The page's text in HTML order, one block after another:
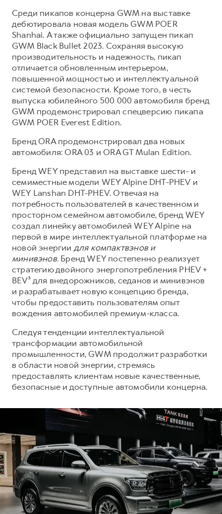
Среди пикапов концерна GWM на выставке
дебютировала новая модель GWM POER
Shanhai. А также официально запущен пикап
GWM Black Bullet 2023. Сохраняя высокую
производительность и надежность, пикап
отличается обновленным интерьером,
повышенной мощностью и интеллектуальной
системой безопасности. Кроме того, в честь
выпуска юбилейного 500 000 автомобиля бренд
GWM продемонстрировал спецверсию пикапа
GWM POER Everest Edition.
Бренд ORA продемонстрировал два новых
автомобиля: ORA 03 и ORA GT Mulan Edition.
Бренд WEY представил на выставке шести- и
семиместные модели WEY Alpine DHT-PHEV и
WEY Lanshan DHT-PHEV. Отвечая на
потребность пользователей в качественном и
просторном семейном автомобиле, бренд WEY
создал линейку автомобилей WEY Alpine на
первой в мире интеллектуальной платформе на
новой энергии для компактвэнов и
минивэнов. Бренд WEY постепенно реализует
стратегию двойного энергопотребления PHEV +
BEV³ для внедорожников, седанов и минивэнов
и разрабатывает новую концепцию бренда,
чтобы предоставить пользователям опыт
вождения автомобилей премиум-класса.
Следуя тенденции интеллектуальной
трансформации автомобильной
промышленности, GWM продолжит разработки
в области новой энергии, стремясь
предоставлять клиентам новые качественные,
безопасные и доступные автомобили концерна.